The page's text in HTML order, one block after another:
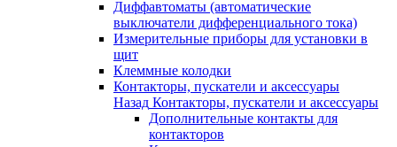
Диффавтоматы (автоматические
выключатели дифференциального тока)
Измерительные приборы для установки в
щит
Клеммные колодки
Контакторы, пускатели и аксессуары
Назад Контакторы, пускатели и аксессуары
Дополнительные контакты для
контакторов